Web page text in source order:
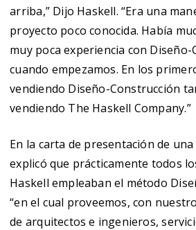
arriba,” Dijo Haskell. “Era una
proyecto poco conocida. Había
muy poca experiencia con
cuando empezamos. En los
vendiendo Diseño-Construcción
vendiendo The Haskell Company.”
En la carta de presentación de
explicó que prácticamente todos
Haskell empleaban el método
“en el cual proveemos, con
de arquitectos e ingenieros,